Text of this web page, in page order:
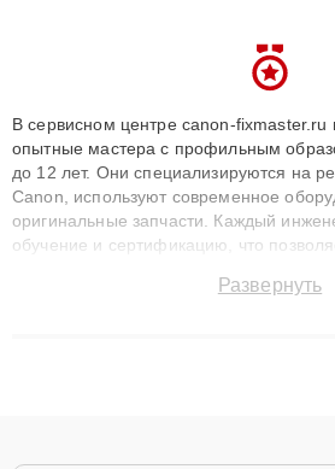
В сервисном центре canon-fixmaster.ru
опытные мастера с профильным
до 12 лет. Они специализируются на
Canon, используют современное
оригинальные запчасти. Каждый
обучение и сертификацию, что
сохранением гарантии до 3 лет. Наши
Развернуть